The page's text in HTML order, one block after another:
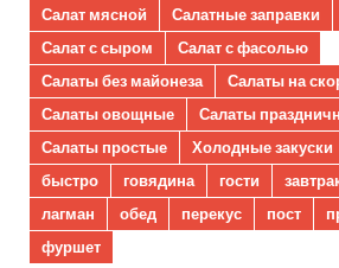
Салат мясной
Салатные заправки
Салат с сыром
Салат с фасолью
Салаты без майонеза
Салаты на
Салаты овощные
Салаты
Салаты простые
Холодные закуски
быстро
говядина гости
лагман
обед перекус пост
фуршет